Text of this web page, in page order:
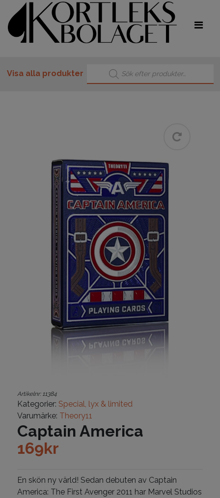
Visa alla produkter
Produktsökning
Artikelnr: 11384
Kategorier: Special, lyx & limited
Varumärke: Theory11
Captain America
169kr
En skön ny värld! Sedan debuten av Captain
America: The First Avenger 2011 har Marvel Studios